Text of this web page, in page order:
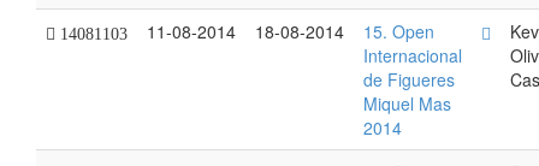
14081103 11-08-2014 18-08-2014
15. Open
Internacional
de Figueres
Miquel Mas
2014